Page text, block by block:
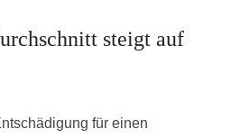
steigt auf
für einen